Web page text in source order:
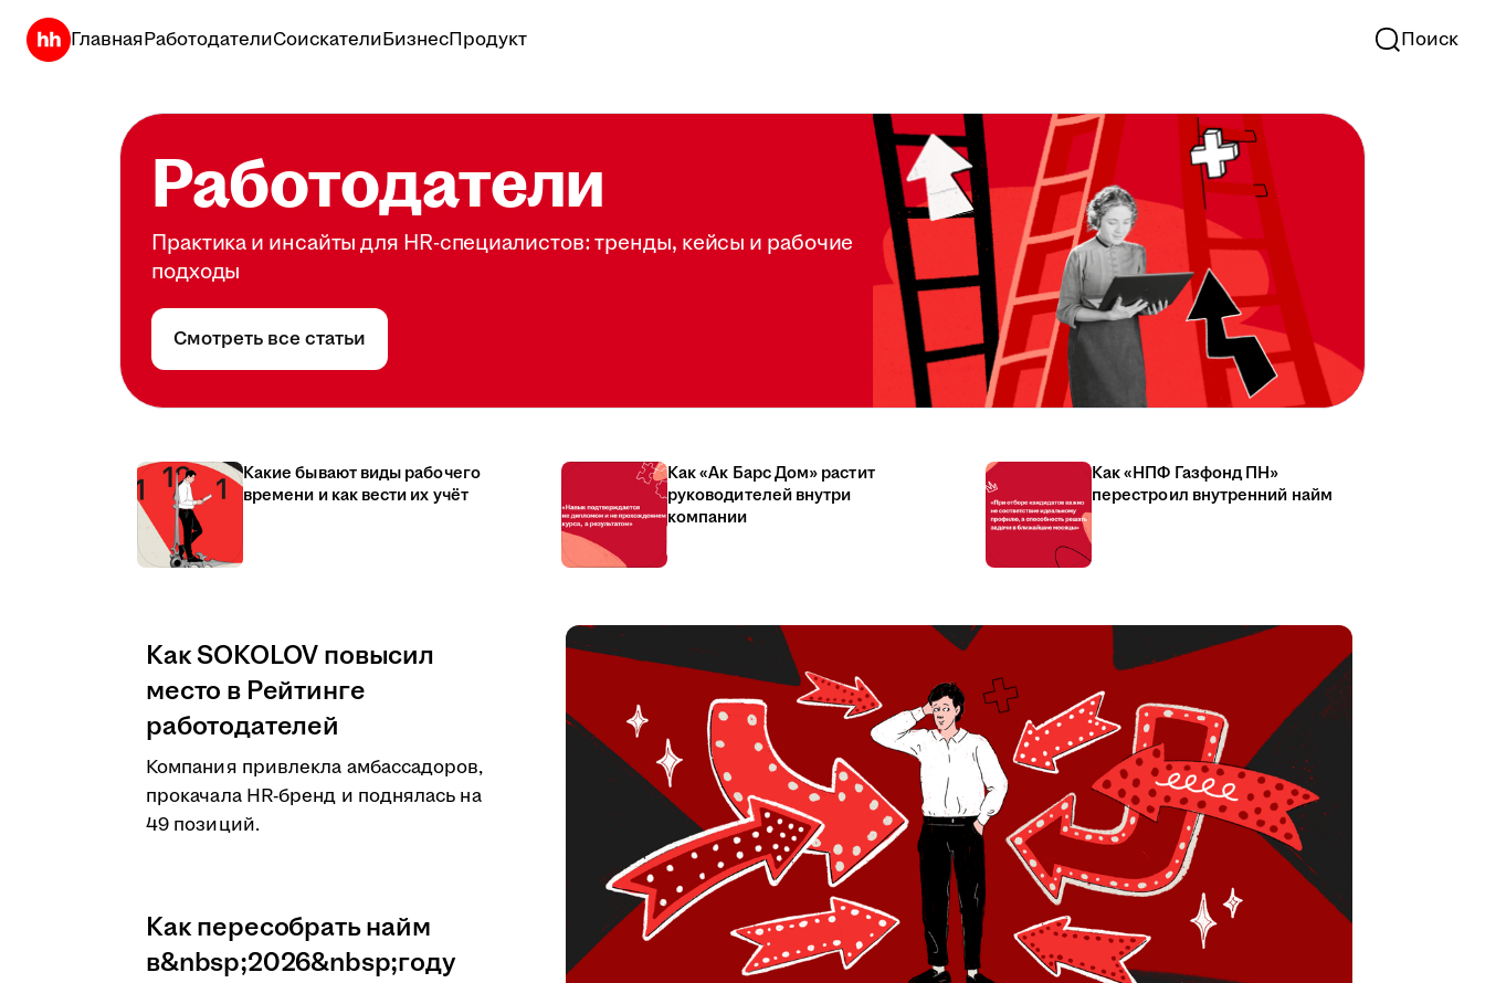
ГлавнаяРаботодателиСоискателиБизнесПродукт Поиск
Работодатели
Практика и инсайты для HR-специалистов: тренды, кейсы и рабочие
подходы
Смотреть все статьи
Какие бывают виды рабочего
времени и как вести их учёт
Как «Ак Барс Дом» растит
руководителей внутри
компании
Как «НПФ Газфонд ПН»
перестроил внутренний найм
Как SOKOLOV повысил
место в Рейтинге
работодателей
Компания привлекла амбассадоров,
прокачала HR-бренд и поднялась на
49 позиций.
Как пересобрать найм
в&nbsp;2026&nbsp;году